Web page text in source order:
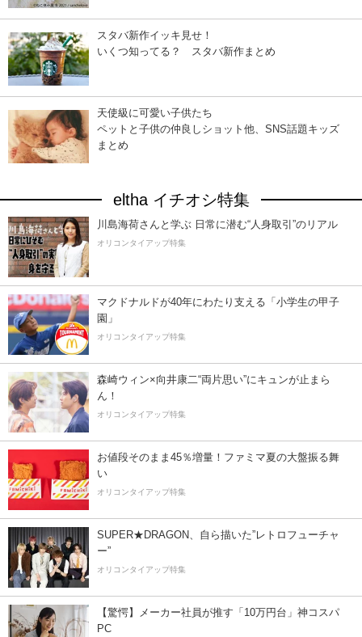
スタバ新作イッキ見せ！
いくつ知ってる？ スタバ新作まとめ
天使級に可愛い子供たち
ペットと子供の仲良しショット他、SNS話題キッズ
まとめ
eltha イチオシ特集
川島海荷さんと学ぶ 日常に潜む“人身取引”のリアル
オリコンタイアップ特集
マクドナルドが40年にわたり支える「小学生の甲子
園」
オリコンタイアップ特集
森崎ウィン×向井康二“両片思い”にキュンが止まら
ん！
オリコンタイアップ特集
お値段そのまま45％増量！ファミマ夏の大盤振る舞
い
オリコンタイアップ特集
SUPER★DRAGON、自ら描いた”レトロフューチャ
ー”
オリコンタイアップ特集
【驚愕】メーカー社員が推す「10万円台」神コスパ
PC